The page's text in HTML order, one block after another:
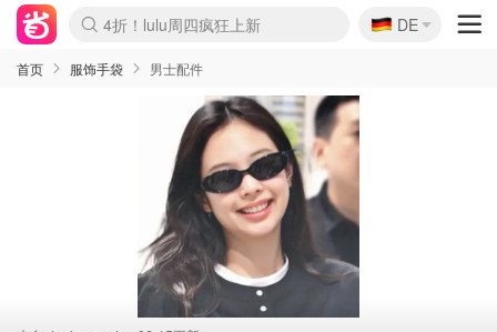
Boticinal 夏促开抢！
4折！lulu周四疯狂上新
还没结束！&OtherStories大促
Joybuy变相75折 随时失效
速领！Stanley独家85折
疑似霸哥！Camper额外叠85折
Zalando 奥莱闪促！每日更新
Moncler反季囤！5折起+叠9折
Coach Brooklyn仅€192
🇩🇪
DE
首页 服饰手袋 男士配件